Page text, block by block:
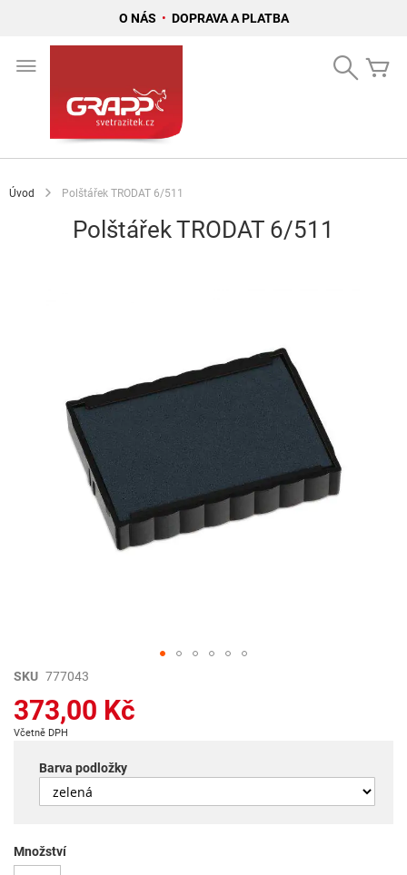
O NÁS • DOPRAVA A PLATBA
Search
Úvod Polštářek TRODAT 6/511
Polštářek TRODAT 6/511
Přeskočit
začátek
galerie
obrázky
SKU 777043
373,00 Kč
Včetně DPH
Barva podložky
Množství